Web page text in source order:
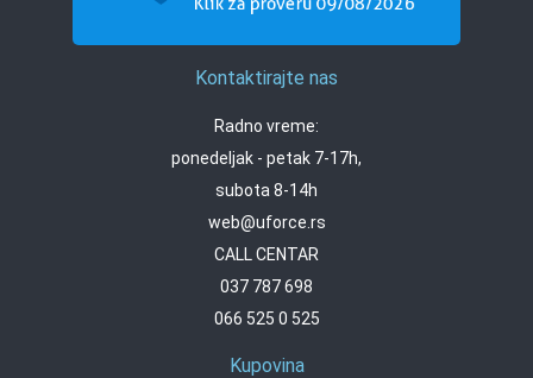
Kontaktirajte nas
Radno vreme:
ponedeljak - petak 7-17h,
subota 8-14h
web@uforce.rs
CALL CENTAR
037 787 698
066 525 0 525
Kupovina